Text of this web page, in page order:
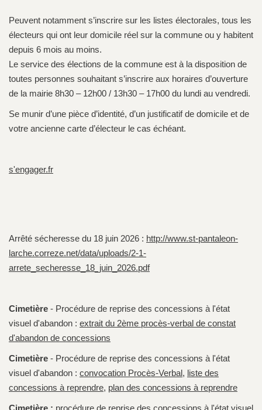
Peuvent notamment s’inscrire sur les listes électorales, tous les
électeurs qui ont leur domicile réel sur la commune ou y habitent
depuis 6 mois au moins.
Le service des élections de la commune est à la disposition de
toutes personnes souhaitant s’inscrire aux horaires d’ouverture
de la mairie 8h30 – 12h00 / 13h30 – 17h00 du lundi au vendredi.
Se munir d’une pièce d’identité, d’un justificatif de domicile et de
votre ancienne carte d’électeur le cas échéant.
s'engager.fr
Arrêté sécheresse du 18 juin 2026 : http://www.st-pantaleon-
larche.correze.net/data/uploads/2-1-
arrete_secheresse_18_juin_2026.pdf
Cimetière - Procédure de reprise des concessions à l'état
visuel d'abandon : extrait du 2ème procès-verbal de constat
d'abandon de concessions
Cimetière - Procédure de reprise des concessions à l'état
visuel d'abandon : convocation Procès-Verbal, liste des
concessions à reprendre, plan des concessions à reprendre
Cimetière : procédure de reprise des concessions à l'état visuel